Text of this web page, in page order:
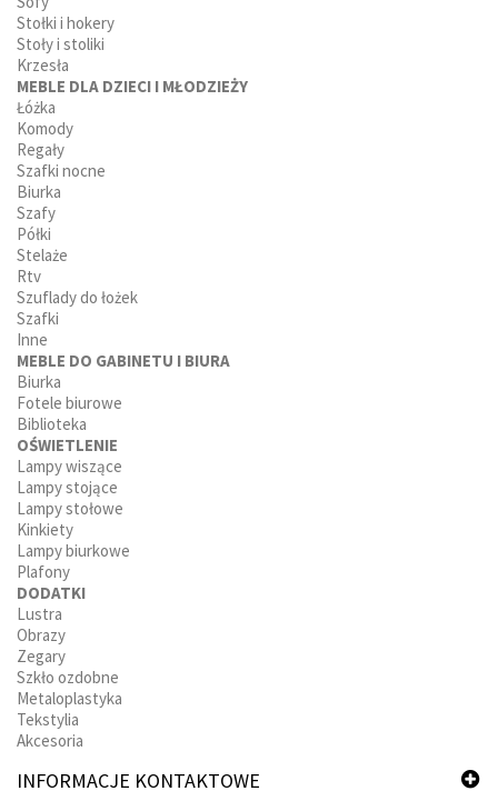
Stołki i hokery
Stoły i stoliki
Krzesła
MEBLE DLA DZIECI I MŁODZIEŻY
Łóżka
Komody
Regały
Szafki nocne
Biurka
Szafy
Półki
Stelaże
Rtv
Szuflady do łożek
Szafki
Inne
MEBLE DO GABINETU I BIURA
Biurka
Fotele biurowe
Biblioteka
OŚWIETLENIE
Lampy wiszące
Lampy stojące
Lampy stołowe
Kinkiety
Lampy biurkowe
Plafony
DODATKI
Lustra
Obrazy
Zegary
Szkło ozdobne
Metaloplastyka
Tekstylia
Akcesoria
INFORMACJE KONTAKTOWE